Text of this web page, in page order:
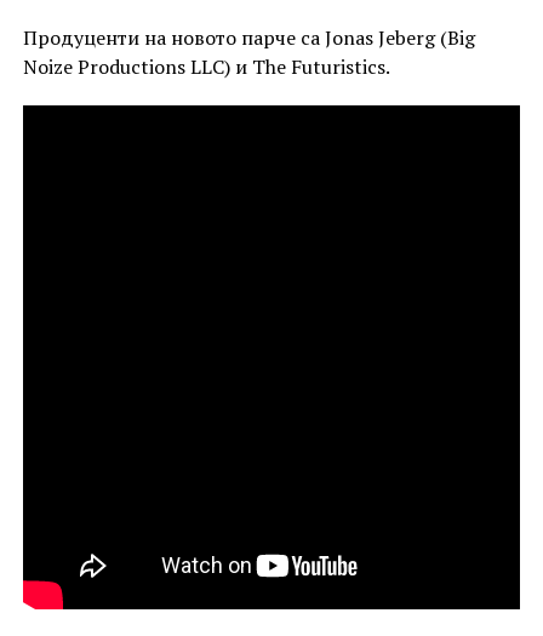
Продуценти на новото парче са Jonas Jeberg (Big
Noize Productions LLC) и The Futuristics.